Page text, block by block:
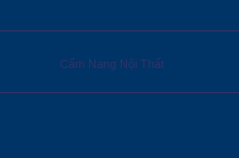
Cẩm Nang Nội Thất